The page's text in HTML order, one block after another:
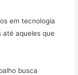
em tecnologia
até aqueles que
busca